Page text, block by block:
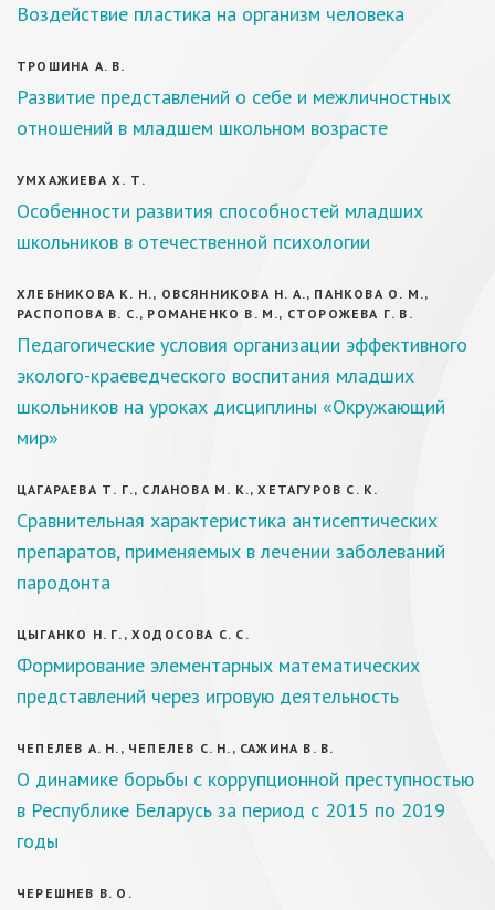
Воздействие пластика на организм человека
ТРОШИНА А. В.
Развитие представлений о себе и межличностных
отношений в младшем школьном возрасте
УМХАЖИЕВА Х. Т.
Особенности развития способностей младших
школьников в отечественной психологии
ХЛЕБНИКОВА К. Н., ОВСЯННИКОВА Н. А., ПАНКОВА О. М.,
РАСПОПОВА В. С., РОМАНЕНКО В. М., СТОРОЖЕВА Г. В.
Педагогические условия организации эффективного
эколого-краеведческого воспитания младших
школьников на уроках дисциплины «Окружающий
мир»
ЦАГАРАЕВА Т. Г., СЛАНОВА М. К., ХЕТАГУРОВ С. К.
Сравнительная характеристика антисептических
препаратов, применяемых в лечении заболеваний
пародонта
ЦЫГАНКО Н. Г., ХОДОСОВА С. С.
Формирование элементарных математических
представлений через игровую деятельность
ЧЕПЕЛЕВ А. Н., ЧЕПЕЛЕВ С. Н., САЖИНА В. В.
О динамике борьбы с коррупционной преступностью
в Республике Беларусь за период с 2015 по 2019
годы
ЧЕРЕШНЕВ В. О.